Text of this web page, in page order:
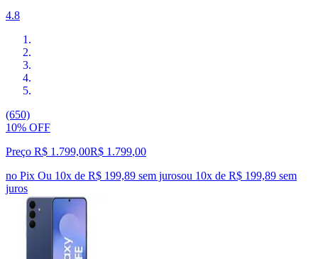
4.8
(650)
10% OFF
Preço R$ 1.799,00R$ 1.799,00
no Pix Ou 10x de R$ 199,89 sem jurosou 10x de R$ 199,89 sem
juros